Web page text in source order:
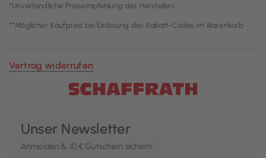
*Unverbindliche Preisempfehlung des Herstellers
**Möglicher Kaufpreis bei Einlösung des Rabatt-Codes im Warenkorb
Vertrag widerrufen
Unser Newsletter
Anmelden & 10 € Gutschein sichern¹